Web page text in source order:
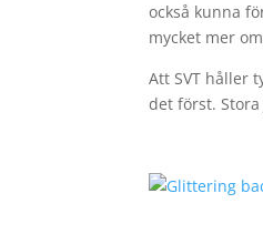
också kunna
mycket mer
Att SVT håller
det först.